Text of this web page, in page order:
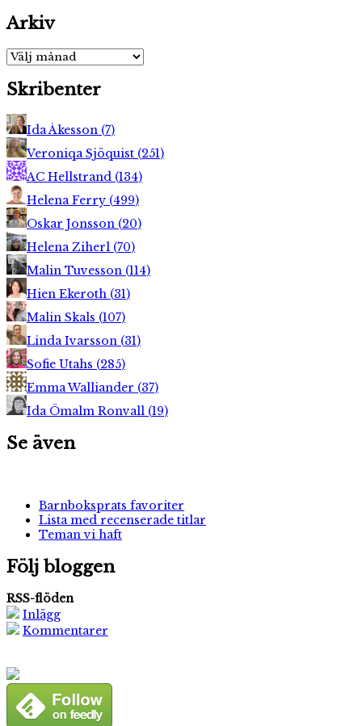
Arkiv
Arkiv
Skribenter
Ida Åkesson (7)
Veroniqa Sjöquist (251)
AC Hellstrand (134)
Helena Ferry (499)
Oskar Jonsson (20)
Helena Ziherl (70)
Malin Tuvesson (114)
Hien Ekeroth (31)
Malin Skals (107)
Linda Ivarsson (31)
Sofie Utahs (285)
Emma Walliander (37)
Ida Ömalm Ronvall (19)
Se även
Barnboksprats favoriter
Lista med recenserade titlar
Teman vi haft
Följ bloggen
RSS-flöden
Inlägg
Kommentarer